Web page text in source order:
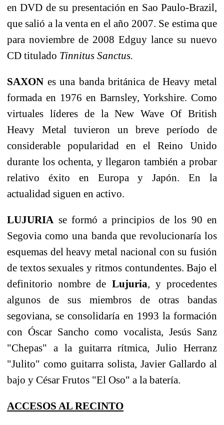
en DVD de su presentación en Sao Paulo-Brazil,
que salió a la venta en el año 2007. Se estima que
para noviembre de 2008 Edguy lance su nuevo
CD titulado Tinnitus Sanctus.
SAXON es una banda británica de Heavy metal
formada en 1976 en Barnsley, Yorkshire. Como
virtuales líderes de la New Wave Of British
Heavy Metal tuvieron un breve período de
considerable popularidad en el Reino Unido
durante los ochenta, y llegaron también a probar
relativo éxito en Europa y Japón. En la
actualidad siguen en activo.
LUJURIA se formó a principios de los 90 en
Segovia como una banda que revolucionaría los
esquemas del heavy metal nacional con su fusión
de textos sexuales y ritmos contundentes. Bajo el
definitorio nombre de Lujuria, y procedentes
algunos de sus miembros de otras bandas
segoviana, se consolidaría en 1993 la formación
con Óscar Sancho como vocalista, Jesús Sanz
"Chepas" a la guitarra rítmica, Julio Herranz
"Julito" como guitarra solista, Javier Gallardo al
bajo y César Frutos "El Oso" a la batería.
ACCESOS AL RECINTO